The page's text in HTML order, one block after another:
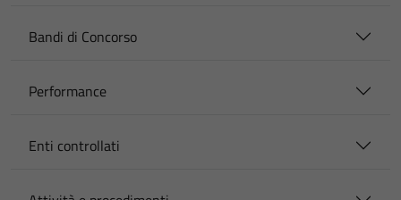
Bandi di Concorso
Performance
Enti controllati